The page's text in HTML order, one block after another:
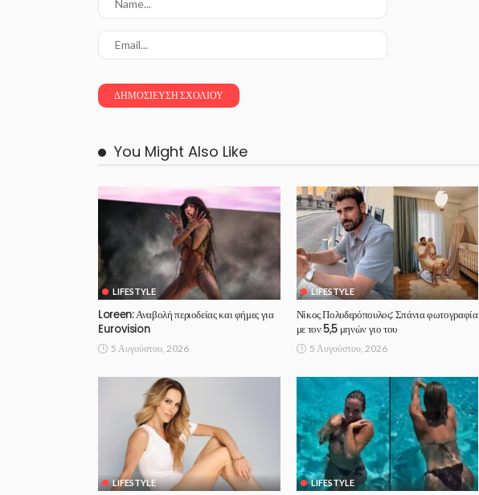
You Might Also Like
LIFESTYLE
Loreen: Αναβολή περιοδείας και φήμες για
Eurovision
5 Αυγούστου, 2026
LIFESTYLE
Νίκος Πολυδερόπουλος: Σπάνια φωτογραφία
με τον 5,5 μηνών γιο του
5 Αυγούστου, 2026
LIFESTYLE LIFESTYLE